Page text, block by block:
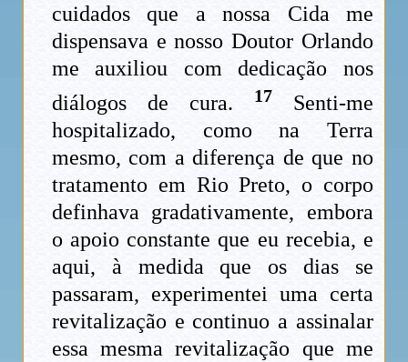
cuidados que a nossa Cida me
dispensava e nosso Doutor Orlando
me auxiliou com dedicação nos
diálogos de cura.
17 Senti-me
hospitalizado, como na Terra
mesmo, com a diferença de que no
tratamento em Rio Preto, o corpo
definhava gradativamente, embora
o apoio constante que eu recebia, e
aqui, à medida que os dias se
passaram, experimentei uma certa
revitalização e continuo a assinalar
essa mesma revitalização que me